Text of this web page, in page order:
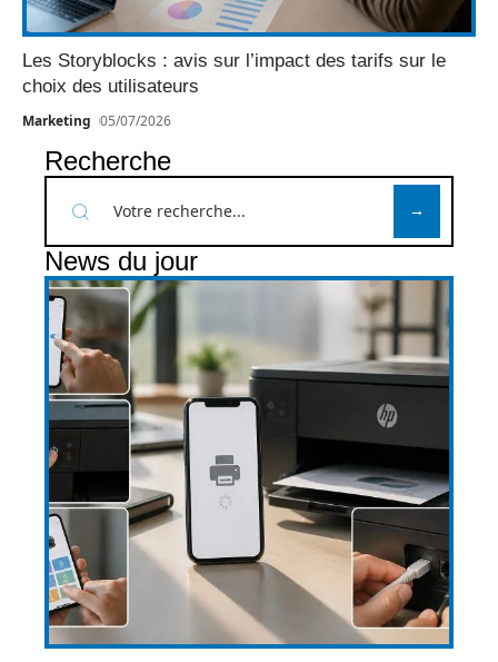
Les Storyblocks : avis sur l’impact des tarifs sur le
choix des utilisateurs
Marketing 05/07/2026
Recherche
News du jour